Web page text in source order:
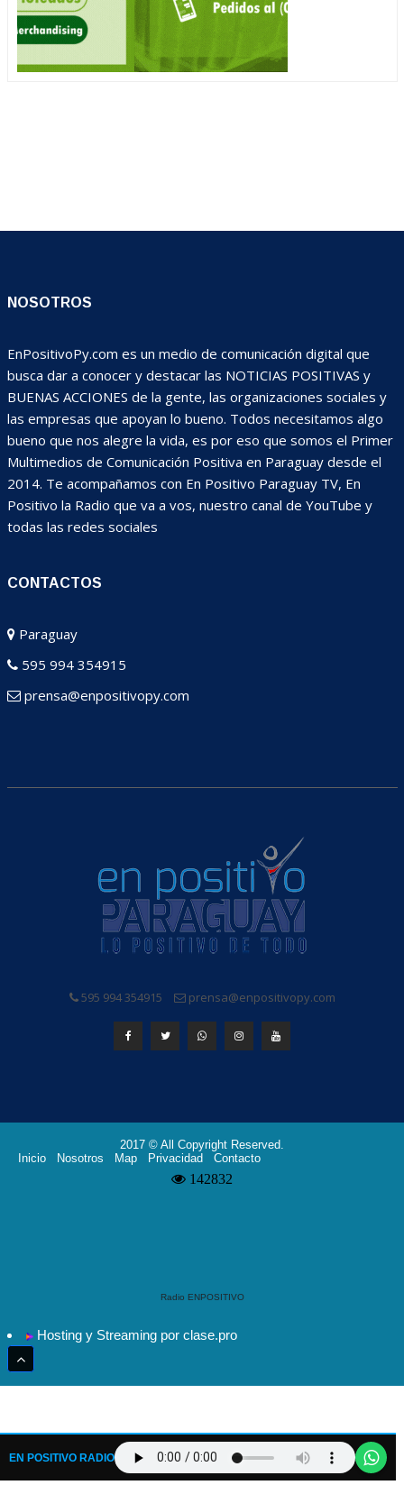
NOSOTROS
EnPositivoPy.com es un medio de comunicación digital que
busca dar a conocer y destacar las NOTICIAS POSITIVAS y
BUENAS ACCIONES de la gente, las organizaciones sociales y
las empresas que apoyan lo bueno. Todos necesitamos algo
bueno que nos alegre la vida, es por eso que somos el Primer
Multimedios de Comunicación Positiva en Paraguay desde el
2014. Te acompañamos con En Positivo Paraguay TV, En
Positivo la Radio que va a vos, nuestro canal de YouTube y
todas las redes sociales
CONTACTOS
Paraguay
595 994 354915
prensa@enpositivopy.com
595 994 354915 prensa@enpositivopy.com
2017 © All Copyright Reserved.
Inicio
Nosotros Map Privacidad Contacto
Radio ENPOSITIVO
Hosting y Streaming por clase.pro
EN POSITIVO RADIO